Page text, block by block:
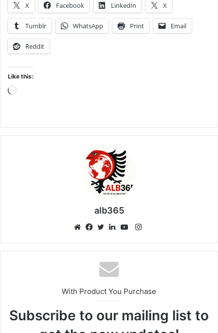
X Facebook LinkedIn X
Tumblr WhatsApp Print Email
Reddit
Like this:
Loading…
alb365
Instagram
With Product You Purchase
Subscribe to our mailing list to